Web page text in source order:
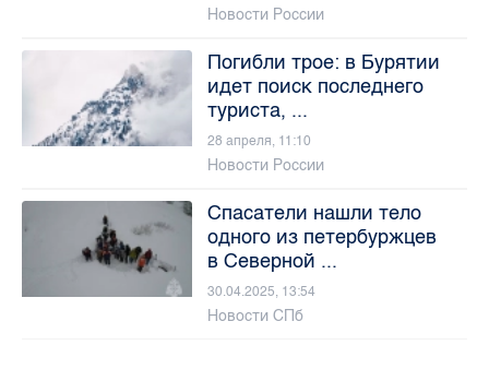
Новости России
Погибли трое: в Бурятии
идет поиск последнего
туриста, ...
28 апреля, 11:10
Новости России
Спасатели нашли тело
одного из петербуржцев
в Северной ...
30.04.2025, 13:54
Новости СПб